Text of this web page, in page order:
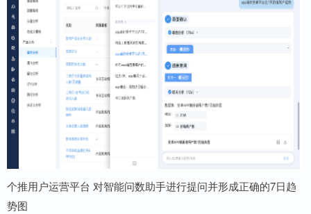
个推用户运营平台 对智能问数助手进行提问并形成正确的7日趋
势图